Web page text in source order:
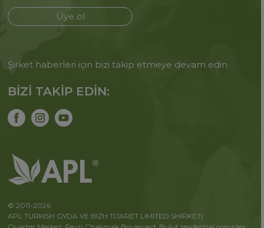
Üye ol
Şirket haberleri için bizi takip etmeye devam edin
BİZİ TAKİP EDİN:
© 2011-2026
APL TURKISH GYDA VE BIZH TIJARET LIMITED SHIRKETI